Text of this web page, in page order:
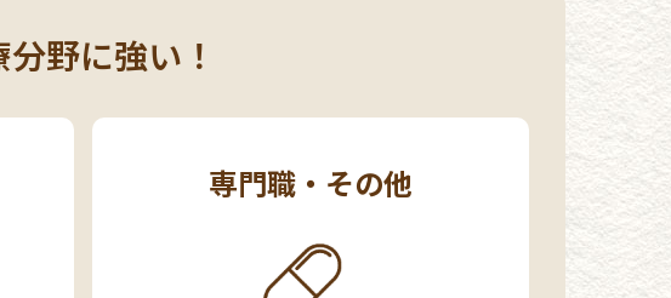
野に強い！
専門職・その他